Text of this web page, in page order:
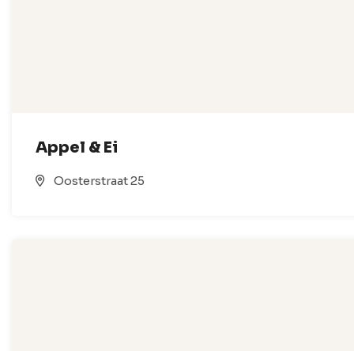
Appel & Ei
Oosterstraat 25